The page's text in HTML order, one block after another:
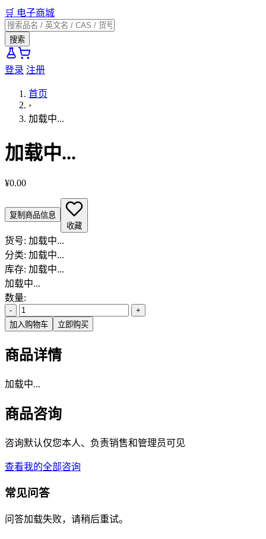
🛒 电子商城
搜索
登录 注册
首页
›
加载中...
加载中...
¥0.00
复制商品信息
收藏
货号: 加载中...
分类: 加载中...
库存: 加载中...
加载中...
数量:
-
+
加入购物车
立即购买
商品详情
加载中...
商品咨询
咨询默认仅您本人、负责销售和管理员可见
查看我的全部咨询
常见问答
问答加载失败，请稍后重试。